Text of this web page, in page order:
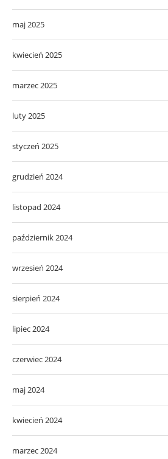
maj 2025
kwiecień 2025
marzec 2025
luty 2025
styczeń 2025
grudzień 2024
listopad 2024
październik 2024
wrzesień 2024
sierpień 2024
lipiec 2024
czerwiec 2024
maj 2024
kwiecień 2024
marzec 2024